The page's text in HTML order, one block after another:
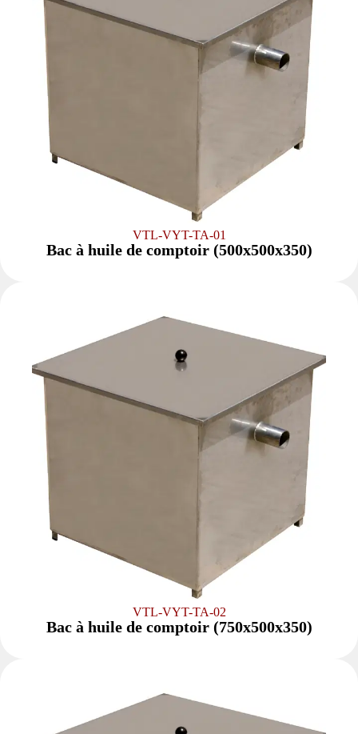
VTL-VYT-TA-01
Bac à huile de comptoir (500x500x350)
VTL-VYT-TA-02
Bac à huile de comptoir (750x500x350)